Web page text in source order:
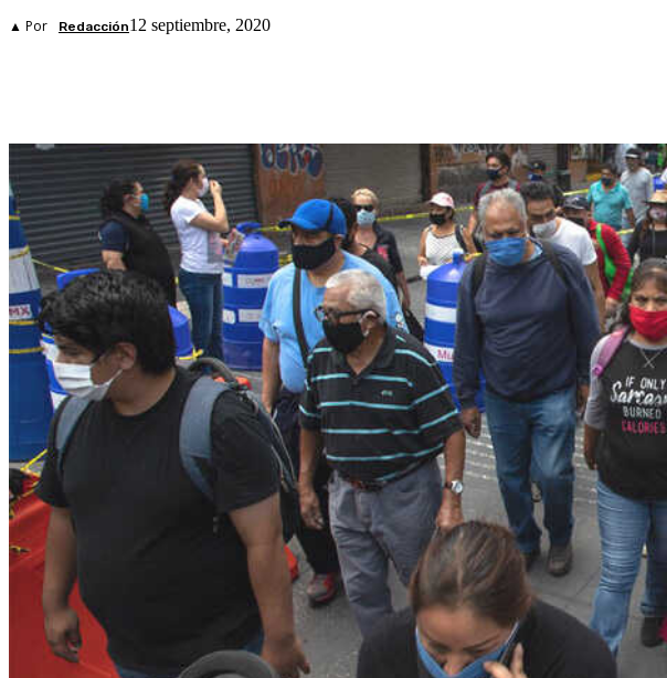
▲ Por Redacción12 septiembre, 2020